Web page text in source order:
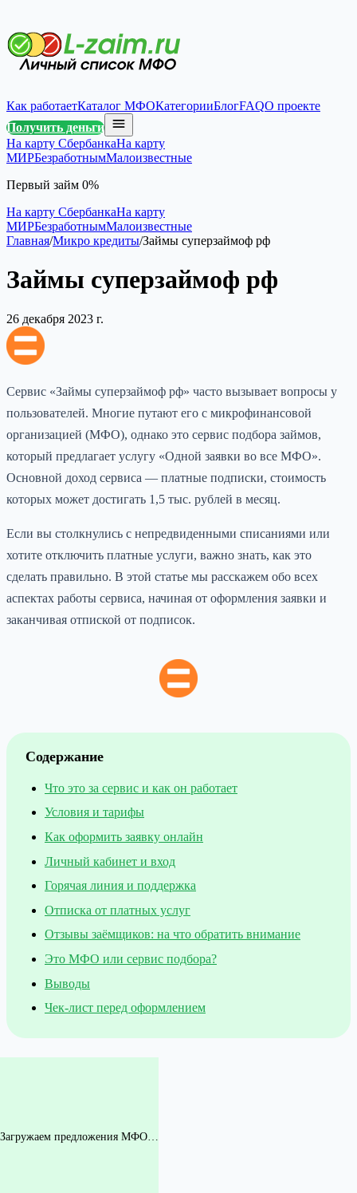
Как работаетКаталог МФОКатегорииБлогFAQО проекте
Получить деньги
На карту СбербанкаНа карту
МИРБезработнымМалоизвестные
Первый займ 0%
На карту СбербанкаНа карту
МИРБезработнымМалоизвестные
Главная/Микро кредиты/Займы суперзаймоф рф
Займы суперзаймоф рф
26 декабря 2023 г.
Сервис «Займы суперзаймоф рф» часто вызывает вопросы у
пользователей. Многие путают его с микрофинансовой
организацией (МФО), однако это сервис подбора займов,
который предлагает услугу «Одной заявки во все МФО».
Основной доход сервиса — платные подписки, стоимость
которых может достигать 1,5 тыс. рублей в месяц.
Если вы столкнулись с непредвиденными списаниями или
хотите отключить платные услуги, важно знать, как это
сделать правильно. В этой статье мы расскажем обо всех
аспектах работы сервиса, начиная от оформления заявки и
заканчивая отпиской от подписок.
Содержание
Что это за сервис и как он работает
Условия и тарифы
Как оформить заявку онлайн
Личный кабинет и вход
Горячая линия и поддержка
Отписка от платных услуг
Отзывы заёмщиков: на что обратить внимание
Это МФО или сервис подбора?
Выводы
Чек-лист перед оформлением
Загружаем предложения МФО…